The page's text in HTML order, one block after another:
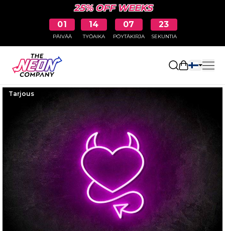
25% OFF WEEKS
01
PÄIVÄÄ
14
TYÖAIKA
07
PÖYTÄKIRJA
22
SEKUNTIA
Avaa
Tarjous